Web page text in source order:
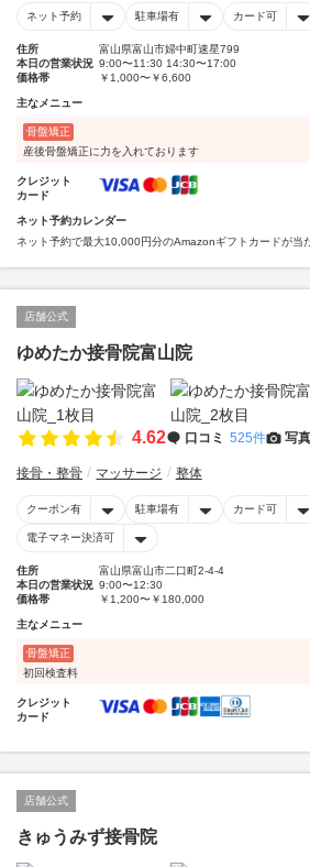
ネット予約 駐車場有 カード可
住所
富山県富山市婦中町速星799
本日の営業状況 9:00〜11:30 14:30〜17:00
価格帯
￥1,000〜￥6,600
主なメニュー
骨盤矯正
産後骨盤矯正に力を入れております
クレジット
カード
ネット予約カレンダー
ネット予約で最大10,000円分のAmazonギフトカードが当
店舗公式
ゆめたか接骨院富山院
4.62 口コミ 525件 写真
接骨・整骨 マッサージ 整体
クーポン有 駐車場有 カード可
電子マネー決済可
住所
富山県富山市二口町2-4-4
本日の営業状況 9:00〜12:30
価格帯
￥1,200〜￥180,000
主なメニュー
骨盤矯正
初回検査料
クレジット
カード
店舗公式
きゅうみず接骨院